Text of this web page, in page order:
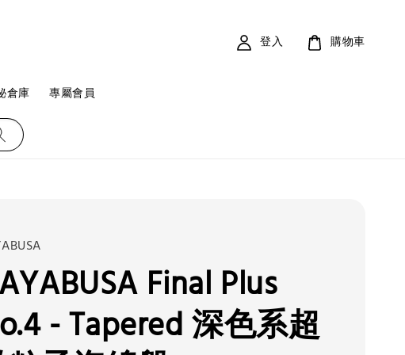
倉庫 專屬會員
登入 購物車
Final Plus
- Tapered 深色系超